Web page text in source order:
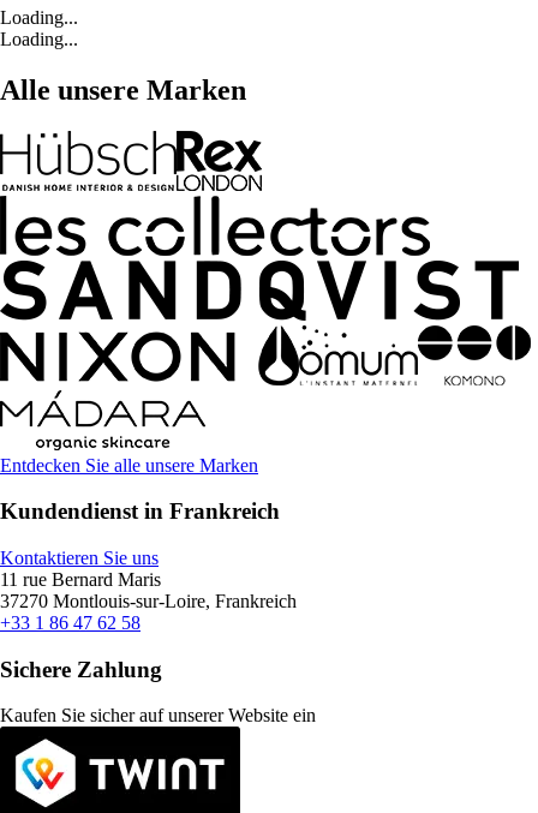
Loading...
Loading...
Alle unsere Marken
Entdecken Sie alle unsere Marken
Kundendienst in Frankreich
Kontaktieren Sie uns
11 rue Bernard Maris
37270 Montlouis-sur-Loire, Frankreich
+33 1 86 47 62 58
Sichere Zahlung
Kaufen Sie sicher auf unserer Website ein